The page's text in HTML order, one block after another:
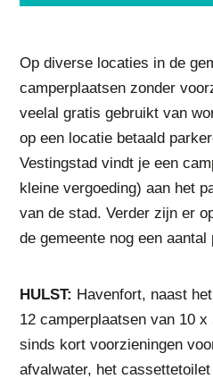
Op diverse locaties in de
camperplaatsen zonder
veelal gratis gebruikt van
op een locatie betaald
Vestingstad vindt je een
kleine vergoeding) aan het
van de stad. Verder zijn er
de gemeente nog een
HULST: Havenfort, naast
12 camperplaatsen van 10
sinds kort voorzieningen
afvalwater, het